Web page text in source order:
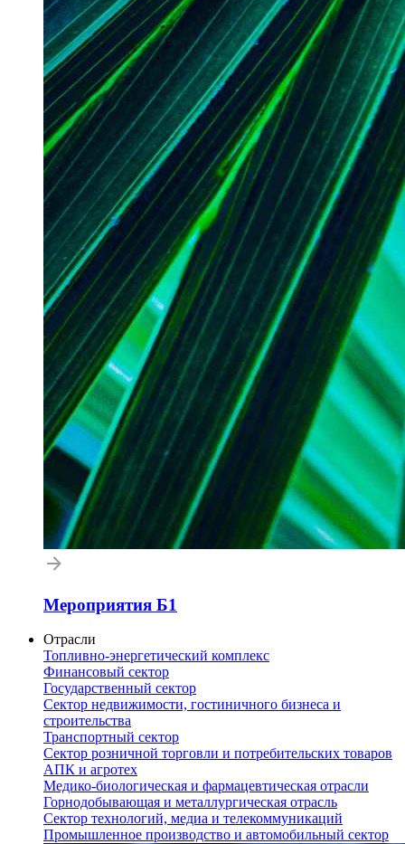
Мероприятия Б1
Отрасли
Топливно-энергетический комплекс
Финансовый сектор
Государственный сектор
Сектор недвижимости, гостиничного бизнеса и
строительства
Транспортный сектор
Сектор розничной торговли и потребительских товаров
АПК и агротех
Медико-биологическая и фармацевтическая отрасли
Горнодобывающая и металлургическая отрасль
Сектор технологий, медиа и телекоммуникаций
Промышленное производство и автомобильный сектор